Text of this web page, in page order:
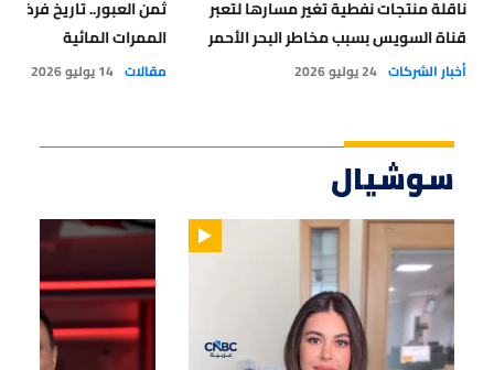
ناقلة منتجات نفطية تغير مسارها لتعبر
قناة السويس بسبب مخاطر البحر الأحمر
أخبار الشركات 24 يوليو 2026
ثمن العبور.. تاريخ فرض
الممرات المائية
مقالات 14 يوليو 2026
سوشيال